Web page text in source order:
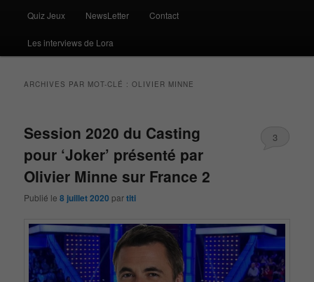
Quiz Jeux NewsLetter Contact
Les interviews de Lora
ARCHIVES PAR MOT-CLÉ :OLIVIER MINNE
Session 2020 du Casting
pour ‘Joker’ présenté par
Olivier Minne sur France 2
Publié le8 juillet 2020 partiti
3